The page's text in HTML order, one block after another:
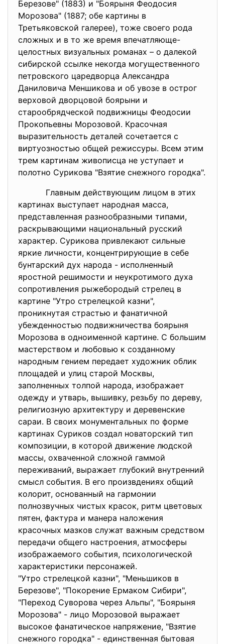
Березове" (1883) и "Боярыня Феодосия
Морозова" (1887; обе картины в
Третьяковской галерее), тоже своего рода
сложных и в то же время впечатляюще-
целостных визуальных романах – о далекой
сибирской ссылке некогда могущественного
петровского царедворца Александра
Даниловича Меншикова и об увозе в острог
верховой дворцовой боярыни и
старообрядческой подвижницы Феодосии
Прокопьевны Морозовой. Красочная
выразительность деталей сочетается с
виртуозностью общей режиссуры. Всем этим
трем картинам живописца не уступает и
полотно Сурикова "Взятие снежного городка".
Главным действующим лицом в этих
картинах выступает народная масса,
представленная разнообразными типами,
раскрывающими национальный русский
характер. Сурикова привлекают сильные
яркие личности, концентрирующие в себе
бунтарский дух народа - исполненный
яростной решимости и неукротимого духа
сопротивления рыжебородый стрелец в
картине "Утро стрелецкой казни",
проникнутая страстью и фанатичной
убежденностью подвижничества боярыня
Морозова в одноименной картине. С большим
мастерством и любовью к созданному
народным гением передает художник облик
площадей и улиц старой Москвы,
заполненных толпой народа, изображает
одежду и утварь, вышивку, резьбу по дереву,
религиозную архитектуру и деревенские
сараи. В своих монументальных по форме
картинах Суриков создал новаторский тип
композиции, в которой движение людской
массы, охваченной сложной гаммой
переживаний, выражает глубокий внутренний
смысл события. В его произвдениях общий
колорит, основанный на гармонии
полнозвучных чистых красок, ритм цветовых
пятен, фактура и манера наложения
красочных мазков служат важным средством
передачи общего настроения, атмосферы
изображаемого события, психологической
характеристики персонажей.
"Утро стрелецкой казни", "Меньшиков в
Березове", "Покорение Ермаком Сибири",
"Переход Суворова через Альпы", "Боярыня
Морозова" - лицо Морозовой выражает
высокое фанатическое напряжение, "Взятие
снежного городка" - единственная бытовая